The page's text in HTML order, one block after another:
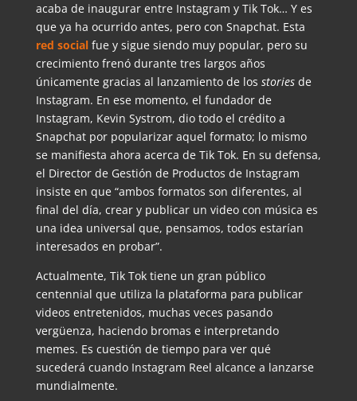
acaba de inaugurar entre Instagram y Tik Tok… Y es
que ya ha ocurrido antes, pero con Snapchat. Esta
red socialfue y sigue siendo muy popular, pero su
crecimiento frenó durante tres largos años
únicamente gracias al lanzamiento de los storiesde
Instagram. En ese momento, el fundador de
Instagram, Kevin Systrom, dio todo el crédito a
Snapchat por popularizar aquel formato; lo mismo
se manifiesta ahora acerca de Tik Tok. En su defensa,
el Director de Gestión de Productos de Instagram
insiste en que “ambos formatos son diferentes, al
final del día, crear y publicar un video con música es
una idea universal que, pensamos, todos estarían
interesados en probar”.
Actualmente, Tik Tok tiene un gran público
centennial que utiliza la plataforma para publicar
videos entretenidos, muchas veces pasando
vergüenza, haciendo bromas e interpretando
memes. Es cuestión de tiempo para ver qué
sucederá cuando Instagram Reel alcance a lanzarse
mundialmente.